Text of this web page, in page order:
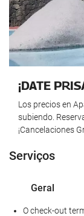
¡DATE
Los precios en
subiendo.
¡Cancelaciones
Serviços
Geral
O check-out